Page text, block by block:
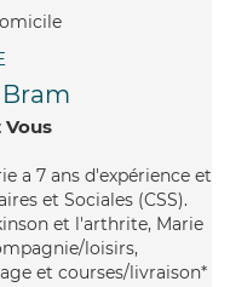
Bram
Vous
a 7 ans d'expérience et
et Sociales (CSS).
et l'arthrite, Marie
loisirs,
et courses/livraison*